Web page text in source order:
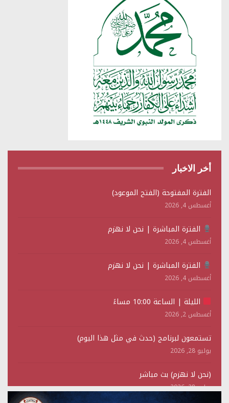
أخر الاخبار
الفترة المفتوحة (الفتح الموعود)
أغسطس 4, 2026
الفترة المباشرة | نحن لا نهزم
أغسطس 4, 2026
الفترة المباشرة | نحن لا نهزم
أغسطس 4, 2026
الليلة | الساعة 10:00 مساءً
أغسطس 2, 2026
تستمعون لبرنامج (حدث في مثل هذا اليوم)
يوليو 28, 2026
(نحن لا نهزم) بث مباشر
يوليو 28, 2026